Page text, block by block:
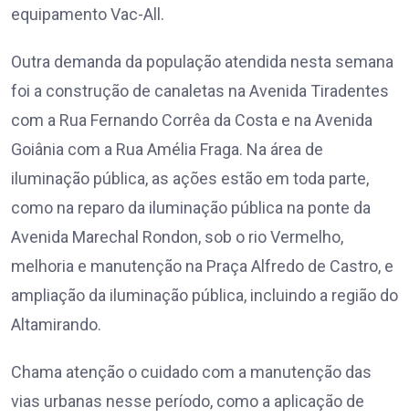
equipamento Vac-All.
Outra demanda da população atendida nesta semana
foi a construção de canaletas na Avenida Tiradentes
com a Rua Fernando Corrêa da Costa e na Avenida
Goiânia com a Rua Amélia Fraga. Na área de
iluminação pública, as ações estão em toda parte,
como na reparo da iluminação pública na ponte da
Avenida Marechal Rondon, sob o rio Vermelho,
melhoria e manutenção na Praça Alfredo de Castro, e
ampliação da iluminação pública, incluindo a região do
Altamirando.
Chama atenção o cuidado com a manutenção das
vias urbanas nesse período, como a aplicação de